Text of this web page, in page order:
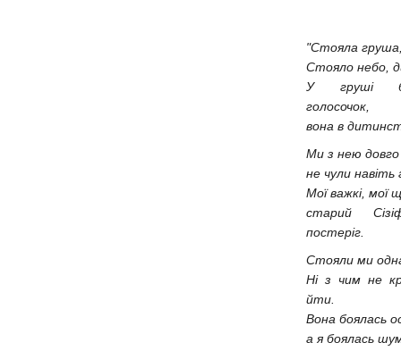
"Стояла груша,
Стояло небо,
У груші
голосочок,
вона в
Ми з нею довго
не чули навіть
Мої важкі, мої
старий
постеріг.
Стояли ми
Ні з чим не
йти.
Вона боялась
а я боялась